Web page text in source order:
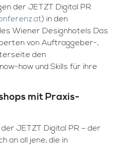
der JETZT Digital PR
) in den
Wiener Designhotels Das
von Auftraggeber-,
den
how und Skills für ihre
mit Praxis-
JETZT Digital PR – der
an all jene, die in